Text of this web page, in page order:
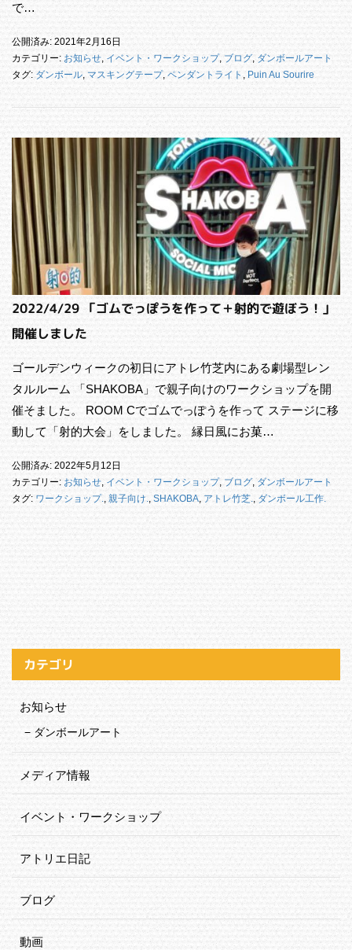
で…
公開済み: 2021年2月16日
カテゴリー: お知らせ, イベント・ワークショップ, ブログ, ダンボールアート
タグ: ダンボール, マスキングテープ, ペンダントライト , Puin Au Sourire
2022/4/29 「ゴムでっぽうを作って＋射的で遊ぼう！」
開催しました
ゴールデンウィークの初日にアトレ竹芝内にある劇場型レン
タルルーム 「SHAKOBA」で親子向けのワークショップを開
催そました。 ROOM Cでゴムでっぽうを作って ステージに移
動して「射的大会」をしました。 縁日風にお菓…
公開済み: 2022年5月12日
カテゴリー: お知らせ, イベント・ワークショップ, ブログ,ダンボールアート
タグ: ワークショップ., 親子向け., SHAKOBA, アトレ竹芝., ダンボール工作.
カテゴリ
お知らせ
ダンボールアート
メディア情報
イベント・ワークショップ
アトリエ日記
ブログ
動画